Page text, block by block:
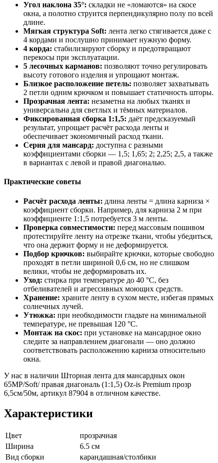
Угол наклона 35°: складки не «ломаются» на скосе
окна, а полотно струится перпендикулярно полу по всей
длине.
Мягкая структура Soft: лента легко стягивается даже с
4 кордами и послушно принимает нужную форму.
4 корда: стабилизируют сборку и предотвращают
перекосы при эксплуатации.
5 лесочных карманов: позволяют точно регулировать
высоту готового изделия и упрощают монтаж.
Близкое расположение петель: позволяет захватывать
2 петли одним крючком и повышает статичность шторы.
Прозрачная лента: незаметна на любых тканях и
универсальна для светлых и тёмных материалов.
Фиксированная сборка 1:1,5: даёт предсказуемый
результат, упрощает расчёт расхода ленты и
обеспечивает экономичный расход ткани.
Серия для мансард: доступна с разными
коэффициентами сборки — 1,5; 1,65; 2; 2,25; 2,5, а также
в вариантах с левой и правой диагональю.
Практические советы
Расчёт расхода ленты: длина ленты = длина карниза ×
коэффициент сборки. Например, для карниза 2 м при
коэффициенте 1:1,5 потребуется 3 м ленты.
Проверка совместимости: перед массовым пошивом
протестируйте ленту на отрезке ткани, чтобы убедиться,
что она держит форму и не деформируется.
Подбор крючков: выбирайте крючки, которые свободно
проходят в петли шириной 0,6 см, но не слишком
велики, чтобы не деформировать их.
Уход: стирка при температуре до 40 °C, без
отбеливателей и агрессивных моющих средств.
Хранение: храните ленту в сухом месте, избегая прямых
солнечных лучей.
Утюжка: при необходимости гладьте на минимальной
температуре, не превышая 120 °C.
Монтаж на скос: при установке на мансардное окно
следите за направлением диагонали — оно должно
соответствовать расположению карниза относительно
окна.
У нас в наличии Шторная лента для мансардных окон
65MP/Soft/ правая диагональ (1:1,5) Oz-is Premium прозр
6,5см/50м, артикул 87904 в отличном качестве.
Характеристики
Цвет
прозрачная
Ширина
6.5 см
Вид сборки
карандашная/столбики